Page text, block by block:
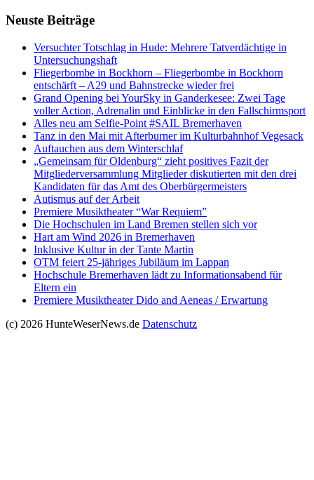
Neuste Beiträge
Versucht­er Totschlag in Hude: Mehrere Tatverdächtige in
Untersuchungshaft
Fliegerbombe in Bockhorn – Fliegerbombe in Bockhorn
entschärft – A29 und Bahnstrecke wieder frei
Grand Opening bei YourSky in Ganderkesee: Zwei Tage
voller Action, Adrenalin und Einblicke in den Fallschirmsport
Alles neu am Selfie-Point #SAIL Bremerhaven
Tanz in den Mai mit Afterburner im Kulturbahnhof Vegesack
Auftauchen aus dem Winterschlaf
„Gemeinsam für Oldenburg“ zieht positives Fazit der
Mitgliederversammlung Mitglieder diskutierten mit den drei
Kandidaten für das Amt des Oberbürgermeisters
Autismus auf der Arbeit
Premiere Musiktheater “War Requiem”
Die Hochschulen im Land Bremen stellen sich vor
Hart am Wind 2026 in Bremerhaven
Inklusive Kultur in der Tante Martin
OTM feiert 25-jähriges Jubiläum im Lappan
Hochschule Bremerhaven lädt zu Informationsabend für
Eltern ein
Premiere Musiktheater Dido and Aeneas / Erwartung
(c) 2026 HunteWeserNews.de Datenschutz